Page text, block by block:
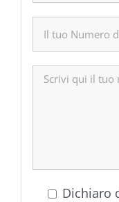
Dichiaro